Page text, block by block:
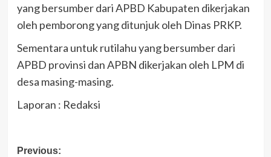
yang bersumber dari APBD Kabupaten dikerjakan
oleh pemborong yang ditunjuk oleh Dinas PRKP.
Sementara untuk rutilahu yang bersumber dari
APBD provinsi dan APBN dikerjakan oleh LPM di
desa masing-masing.
Laporan : Redaksi
Post
Previous: